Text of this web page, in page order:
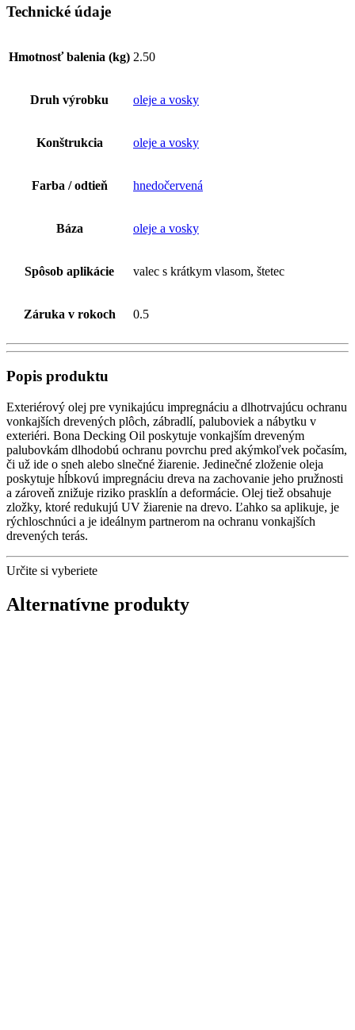
Technické údaje
Hmotnosť balenia (kg) 2.50
Druh výrobku oleje a vosky
Konštrukcia oleje a vosky
Farba / odtieň hnedočervená
Báza oleje a vosky
Spôsob aplikácie valec s krátkym vlasom, štetec
Záruka v rokoch 0.5
Popis produktu
Exteriérový olej pre vynikajúcu impregnáciu a dlhotrvajúcu ochranu
vonkajších drevených plôch, zábradlí, paluboviek a nábytku v
exteriéri. Bona Decking Oil poskytuje vonkajším dreveným
palubovkám dlhodobú ochranu povrchu pred akýmkoľvek počasím,
či už ide o sneh alebo slnečné žiarenie. Jedinečné zloženie oleja
poskytuje hĺbkovú impregnáciu dreva na zachovanie jeho pružnosti
a zároveň znižuje riziko prasklín a deformácie. Olej tiež obsahuje
zložky, ktoré redukujú UV žiarenie na drevo. Ľahko sa aplikuje, je
rýchloschnúci a je ideálnym partnerom na ochranu vonkajších
drevených terás.
Určite si vyberiete
Alternatívne produkty